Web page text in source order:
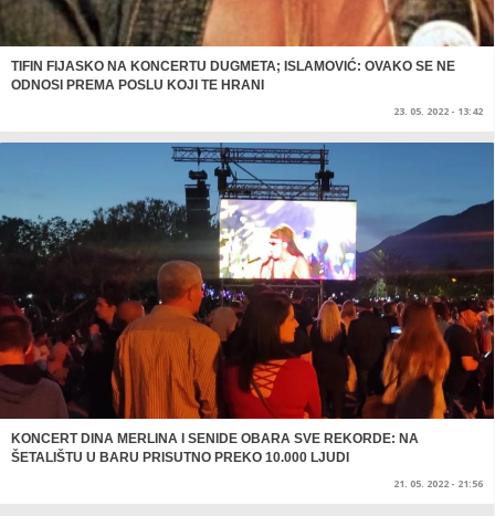
TIFIN FIJASKO NA KONCERTU DUGMETA; ISLAMOVIĆ: OVAKO SE NE
ODNOSI PREMA POSLU KOJI TE HRANI
23. 05. 2022 - 13:42
KONCERT DINA MERLINA I SENIDE OBARA SVE REKORDE: NA
ŠETALIŠTU U BARU PRISUTNO PREKO 10.000 LJUDI
21. 05. 2022 - 21:56